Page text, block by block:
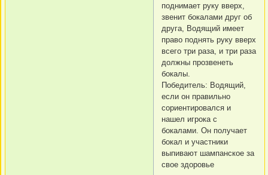
поднимает руку вверх,
звенит бокалами друг об
друга, Водящий имеет
право поднять руку вверх
всего три раза, и три раза
должны прозвенеть
бокалы.
Победитель: Водящий,
если он правильно
сориентировался и
нашел игрока с
бокалами. Он получает
бокал и участники
выпивают шампанское за
свое здоровье